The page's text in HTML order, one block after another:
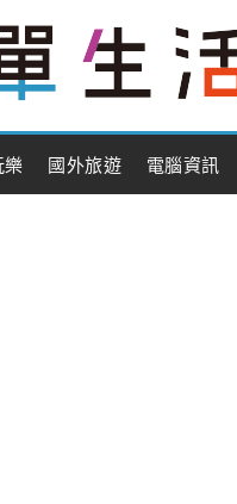
樂 國外旅遊 電腦資訊